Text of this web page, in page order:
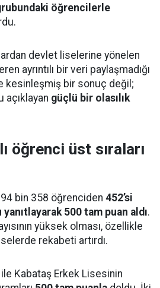
öğrencilerle
devlet liselerine yönelen
ayrıntılı bir veri paylaşmadığı
kesinleşmiş bir sonuç değil;
güçlü bir olasılık
öğrenci üst sıraları
bin 358 öğrenciden 452’si
500 tam puan aldı.
yüksek olması, özellikle
rekabeti artırdı.
Kabataş Erkek Lisesinin